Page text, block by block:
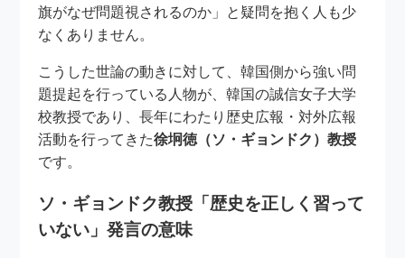
旗がなぜ問題視されるのか」と疑問を抱く人も少
なくありません。
こうした世論の動きに対して、韓国側から強い問
題提起を行っている人物が、韓国の誠信女子大学
校教授であり、長年にわたり歴史広報・対外広報
活動を行ってきた徐坰徳（ソ・ギョンドク）教授
です。
ソ・ギョンドク教授「歴史を正しく習って
いない」発言の意味